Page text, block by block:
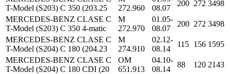
T-Model (S203) C 350 (203.25
272.960
08.07
200 272 3498
MERCEDES-BENZ CLASE C
T-Model (S203) C 350 4-matic
M
272.970
01.05-
08.07
200 272 3498
MERCEDES-BENZ CLASE C
T-Model (S204) C 180 (204.23
M
274.910
02.12-
08.14
115 156 1595
MERCEDES-BENZ CLASE C
T-Model (S204) C 180 CDI (20
OM
651.913
04.10-
08.14
88 120 2143